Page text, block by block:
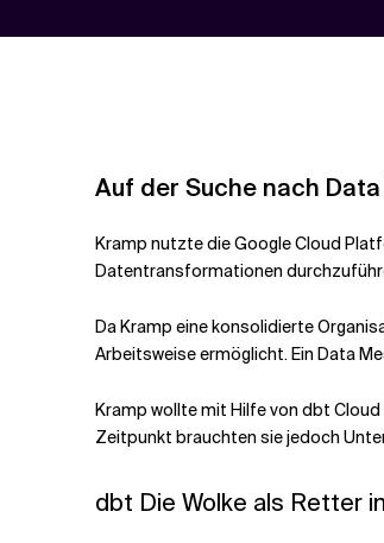
Auf der Suche nach
Kramp nutzte die Google Cloud
Datentransformationen
Da Kramp eine konsolidierte
Arbeitsweise ermöglicht. Ein Data
Kramp wollte mit Hilfe von dbt
Zeitpunkt brauchten sie jedoch
dbt Die Wolke als Retter